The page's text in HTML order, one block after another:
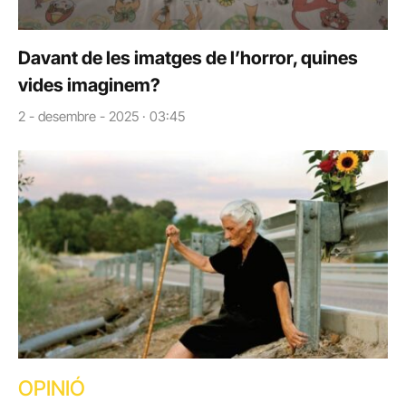
Davant de les imatges de l’horror, quines
vides imaginem?
2 - desembre - 2025 · 03:45
OPINIÓ